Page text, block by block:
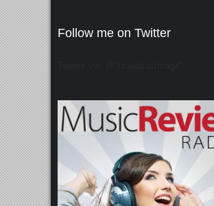
Follow me on Twitter